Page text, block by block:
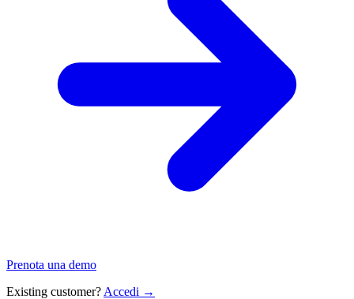
Prenota una demo
Existing customer? Accedi →